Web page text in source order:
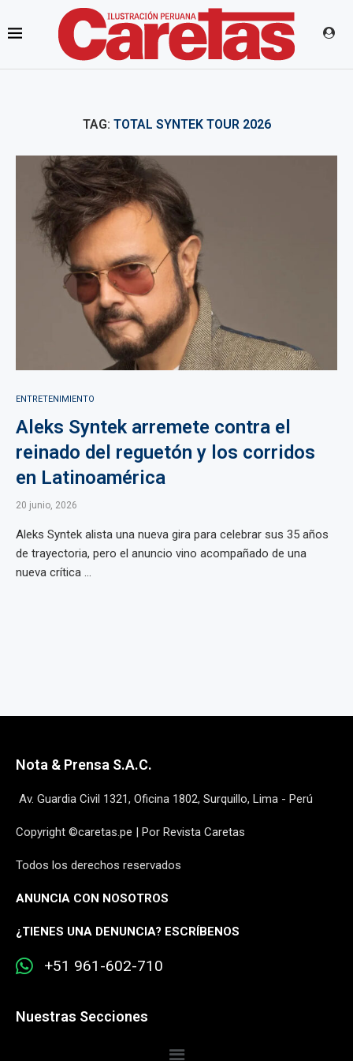
TAG: TOTAL SYNTEK TOUR 2026
ENTRETENIMIENTO
Aleks Syntek arremete contra el
reinado del reguetón y los corridos
en Latinoamérica
20 junio, 2026
Aleks Syntek alista una nueva gira para celebrar sus 35 años
de trayectoria, pero el anuncio vino acompañado de una
nueva crítica ...
Nota & Prensa S.A.C.
Av. Guardia Civil 1321, Oficina 1802, Surquillo, Lima - Perú
Copyright ©caretas.pe | Por Revista Caretas
Todos los derechos reservados
ANUNCIA CON NOSOTROS
¿TIENES UNA DENUNCIA? ESCRÍBENOS
+51 961-602-710
Nuestras Secciones